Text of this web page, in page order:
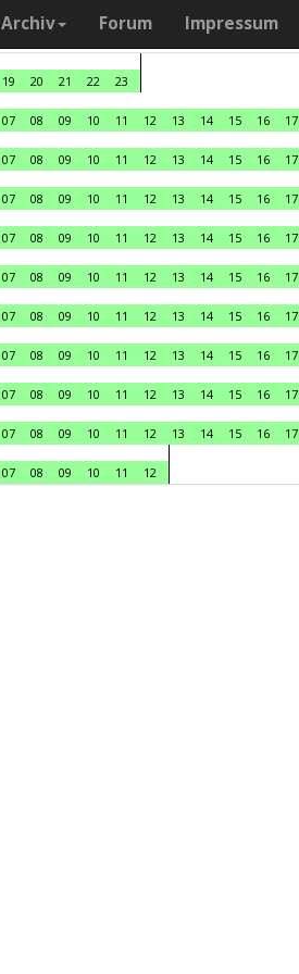
Archiv Forum Impressum
19 20 21 22
23
07 08 09 10 11 12 13 14 15 16 17
07 08 09 10 11 12 13 14 15 16 17
07 08 09 10 11 12 13 14 15 16 17
07 08 09 10 11 12 13 14 15 16 17
07 08 09 10 11 12 13 14 15 16 17
07 08 09 10 11 12 13 14 15 16 17
07 08 09 10 11 12 13 14 15 16 17
07 08 09 10 11 12 13 14 15 16 17
07 08 09 10 11 12 13 14 15 16 17
07 08 09 10 11 12